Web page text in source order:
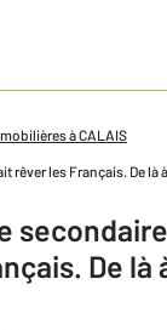
à CALAIS
rêver les Français. De là
De là